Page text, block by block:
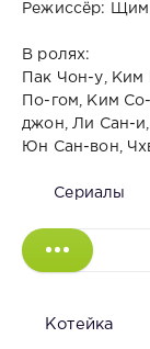
Режиссёр: Щим
В ролях:
Пак Чон-у,
По-гом, Ким
джон, Ли Сан-
Юн Сан-вон,
Сериалы
Котейка